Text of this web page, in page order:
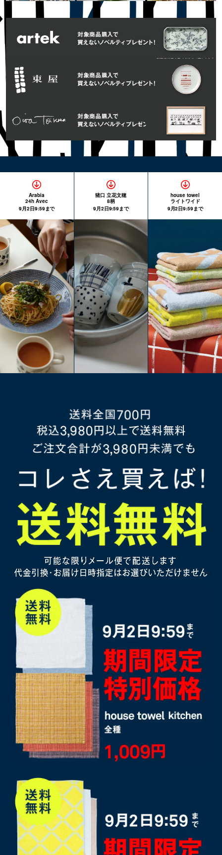
Arabia
24h Avec
9月2日9:59まで
猪口 立花文穂
8柄
9月2日9:59まで
house towel
ライトワイド
9月2日9:59まで